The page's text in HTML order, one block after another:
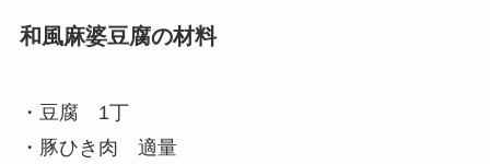
和風麻婆豆腐の材料
・豆腐 1丁
・豚ひき肉 適量